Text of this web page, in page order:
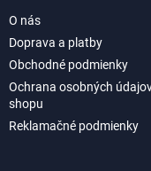
O nás
Doprava a platby
Obchodné podmienky
Ochrana osobných
shopu
Reklamačné podmienky